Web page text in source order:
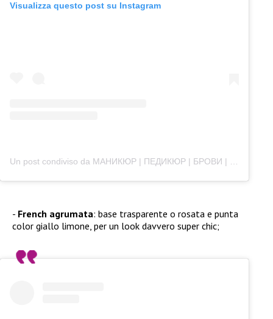
Visualizza questo post su Instagram
Un post condiviso da МАНИКЮР | ПЕДИКЮР | БРОВИ | РЕСНИЦЫ 📍Минск (@miunails_studio)
French agrumata: base trasparente o rosata e punta
color giallo limone, per un look davvero super chic;